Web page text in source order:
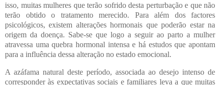
isso, muitas mulheres que terão sofrido desta perturbação e que não
terão obtido o tratamento merecido. Para além dos factores
psicológicos, existem alterações hormonais que poderão estar na
origem da doença. Sabe-se que logo a seguir ao parto a mulher
atravessa uma quebra hormonal intensa e há estudos que apontam
para a influência dessa alteração no estado emocional.
A azáfama natural deste período, associada ao desejo intenso de
corresponder às expectativas sociais e familiares leva a que muitas